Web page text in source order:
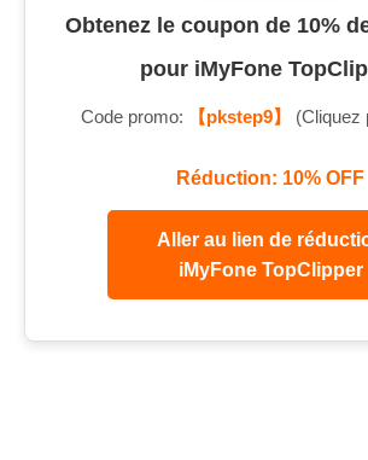
Obtenez le coupon de 10%
pour iMyFone
Code promo: 【pkstep9】 (Cliquez
Réduction: 10% OFF
Aller au lien de
iMyFone TopClipper